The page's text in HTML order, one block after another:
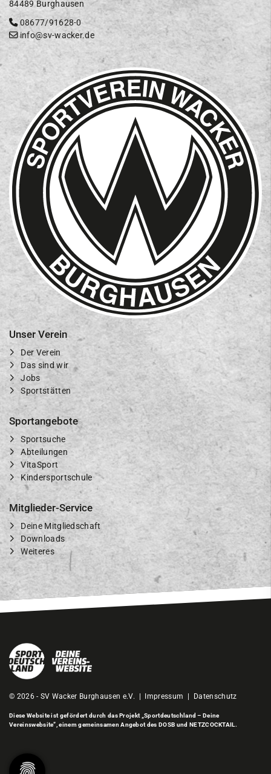
84489 Burghausen
08677/91628-0
info@sv-wacker.de
Unser Verein
Der Verein
Das sind wir
Jobs
Sportstätten
Sportangebote
Sportsuche
Abteilungen
VitaSport
Kindersportschule
Mitglieder-Service
Deine Mitgliedschaft
Downloads
Weiteres
© 2026 - SV Wacker Burghausen e.V. | Impressum Datenschutz
Diese Website ist gefördert durch das Projekt„Sportdeutschland – Deine
Vereinswebsite”, einem gemeinsamen Angebot des DOSB und NETZCOCKTAIL.